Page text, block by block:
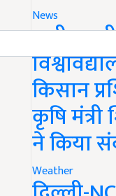
News
रानी
किसान
कृषि
ने किया
Weather